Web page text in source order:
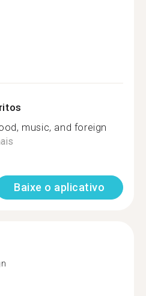
music, and foreign
Baixe o aplicativo